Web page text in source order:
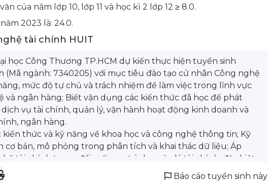
của năm lớp 10, lớp 11 và học kì 2 lớp 12 ≥ 8.0.
2023 là: 24.0.
tài chính HUIT
học Công Thương TP.HCM dự kiến thực hiện tuyển sinh
(Mã ngành: 7340205) với mục tiêu đào tạo cử nhân Công nghệ
mức độ tự chủ và trách nhiệm để làm việc trong lĩnh vực
và ngân hàng; Biết vận dụng các kiến thức đã học để phát
vụ tài chính, quản lý, vận hành hoạt động kinh doanh và
ngân hàng.
kiến thức và kỹ năng về khoa học và công nghệ thông tin; Kỹ
bản, mô phỏng trong phân tích và khai thác dữ liệu; Áp
tài chính trong đổi mới quy trình quản lý tài chính, đặc biệt
toán, quyết định đầu tư và phát triển sản phẩm tài chính,
Báo cáo tuyển sinh này